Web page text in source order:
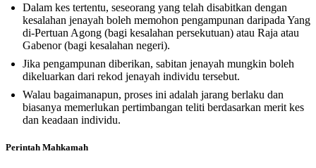
Dalam kes tertentu, seseorang yang telah disabitkan dengan
kesalahan jenayah boleh memohon pengampunan daripada Yang
di-Pertuan Agong (bagi kesalahan persekutuan) atau Raja atau
Gabenor (bagi kesalahan negeri).
Jika pengampunan diberikan, sabitan jenayah mungkin boleh
dikeluarkan dari rekod jenayah individu tersebut.
Walau bagaimanapun, proses ini adalah jarang berlaku dan
biasanya memerlukan pertimbangan teliti berdasarkan merit kes
dan keadaan individu.
Perintah Mahkamah